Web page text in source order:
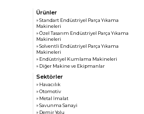
Ürünler
» Standart Endüstriyel Parça Yıkama
Makineleri
» Özel Tasarım Endüstriyel Parça Yıkama
Makineleri
» Solventli Endüstriyel Parça Yıkama
Makineleri
» Endüstriyel Kumlama Makineleri
» Diğer Makine ve Ekipmanlar
Sektörler
» Havacılık
» Otomotiv
» Metal İmalat
» Savunma Sanayi
» Demir Yolu